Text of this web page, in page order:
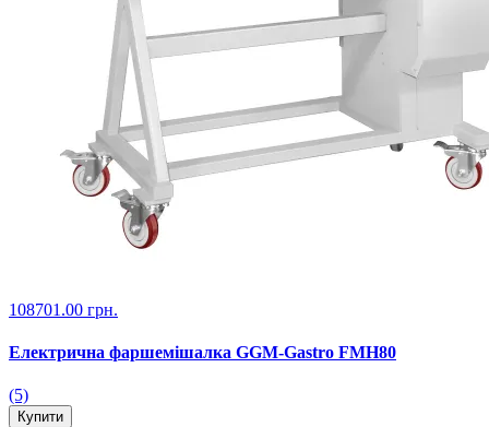
108701.00 грн.
Електрична фаршемішалка GGM-Gastro FMH80
(5)
Купити